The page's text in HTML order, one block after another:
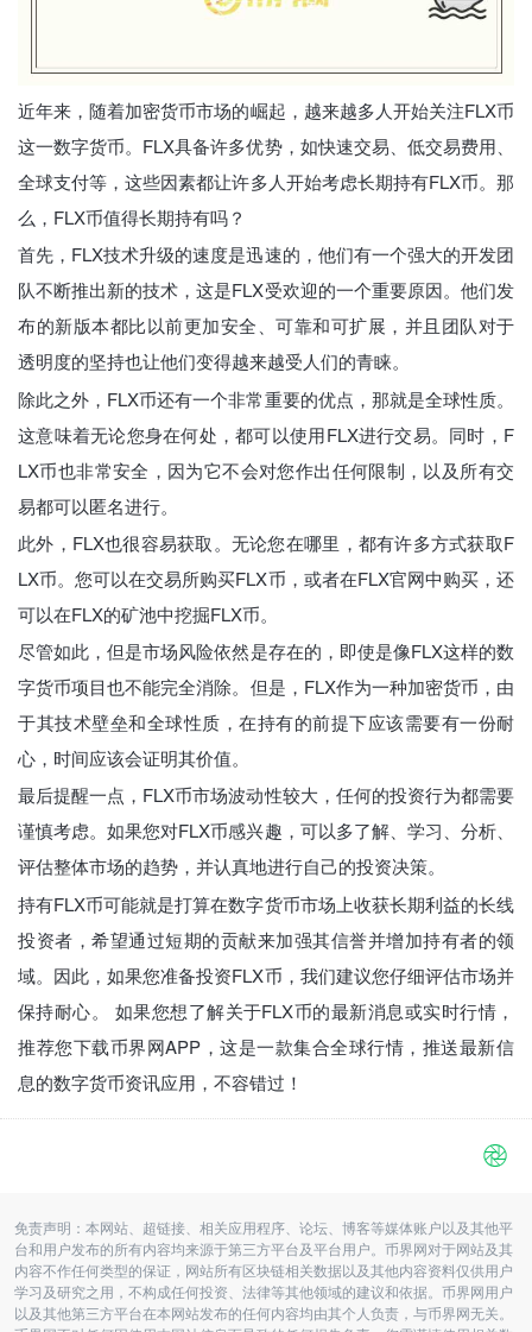
近年来，随着加密货币市场的崛起，越来越多人开始关注FLX币
这一数字货币。FLX具备许多优势，如快速交易、低交易费用、
全球支付等，这些因素都让许多人开始考虑长期持有FLX币。那
么，FLX币值得长期持有吗？
首先，FLX技术升级的速度是迅速的，他们有一个强大的开发团
队不断推出新的技术，这是FLX受欢迎的一个重要原因。他们发
布的新版本都比以前更加安全、可靠和可扩展，并且团队对于
透明度的坚持也让他们变得越来越受人们的青睐。
除此之外，FLX币还有一个非常重要的优点，那就是全球性质。
这意味着无论您身在何处，都可以使用FLX进行交易。同时，F
LX币也非常安全，因为它不会对您作出任何限制，以及所有交
易都可以匿名进行。
此外，FLX也很容易获取。无论您在哪里，都有许多方式获取F
LX币。您可以在交易所购买FLX币，或者在FLX官网中购买，还
可以在FLX的矿池中挖掘FLX币。
尽管如此，但是市场风险依然是存在的，即使是像FLX这样的数
字货币项目也不能完全消除。但是，FLX作为一种加密货币，由
于其技术壁垒和全球性质，在持有的前提下应该需要有一份耐
心，时间应该会证明其价值。
最后提醒一点，FLX币市场波动性较大，任何的投资行为都需要
谨慎考虑。如果您对FLX币感兴趣，可以多了解、学习、分析、
评估整体市场的趋势，并认真地进行自己的投资决策。
持有FLX币可能就是打算在数字货币市场上收获长期利益的长线
投资者，希望通过短期的贡献来加强其信誉并增加持有者的领
域。因此，如果您准备投资FLX币，我们建议您仔细评估市场并
保持耐心。 如果您想了解关于FLX币的最新消息或实时行情，
推荐您下载币界网APP，这是一款集合全球行情，推送最新信
息的数字货币资讯应用，不容错过！
免责声明：本网站、超链接、相关应用程序、论坛、博客等媒体账户以及其他平
台和用户发布的所有内容均来源于第三方平台及平台用户。币界网对于网站及其
内容不作任何类型的保证，网站所有区块链相关数据以及其他内容资料仅供用户
学习及研究之用，不构成任何投资、法律等其他领域的建议和依据。币界网用户
以及其他第三方平台在本网站发布的任何内容均由其个人负责，与币界网无关。